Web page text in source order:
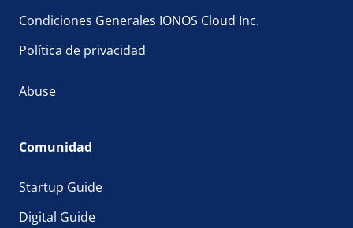
Condiciones Generales IONOS Cloud Inc.
Política de privacidad
Abuse
Comunidad
Startup Guide
Digital Guide